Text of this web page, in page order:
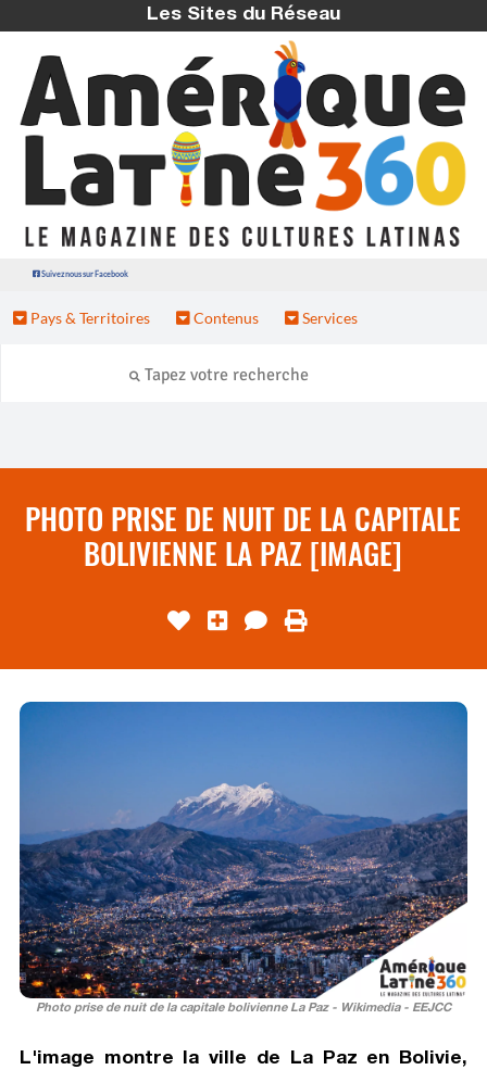
Les Sites du Réseau
Suivez nous sur Facebook
Pays & Territoires Contenus Services
PHOTO PRISE DE NUIT DE LA CAPITALE
BOLIVIENNE LA PAZ [IMAGE]
Photo prise de nuit de la capitale bolivienne La Paz - Wikimedia - EEJCC
L'image montre la ville de La Paz en Bolivie,